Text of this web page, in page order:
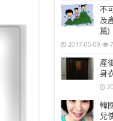
不
及
篇)
2017-05-09
產
身
韓
兒